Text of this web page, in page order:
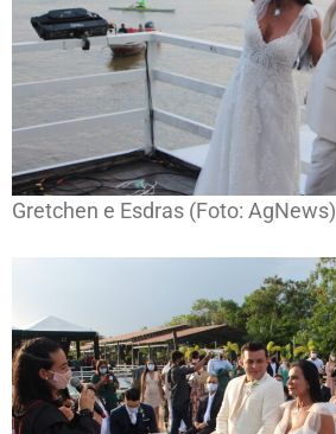
Gretchen e Esdras (Foto: AgNews)